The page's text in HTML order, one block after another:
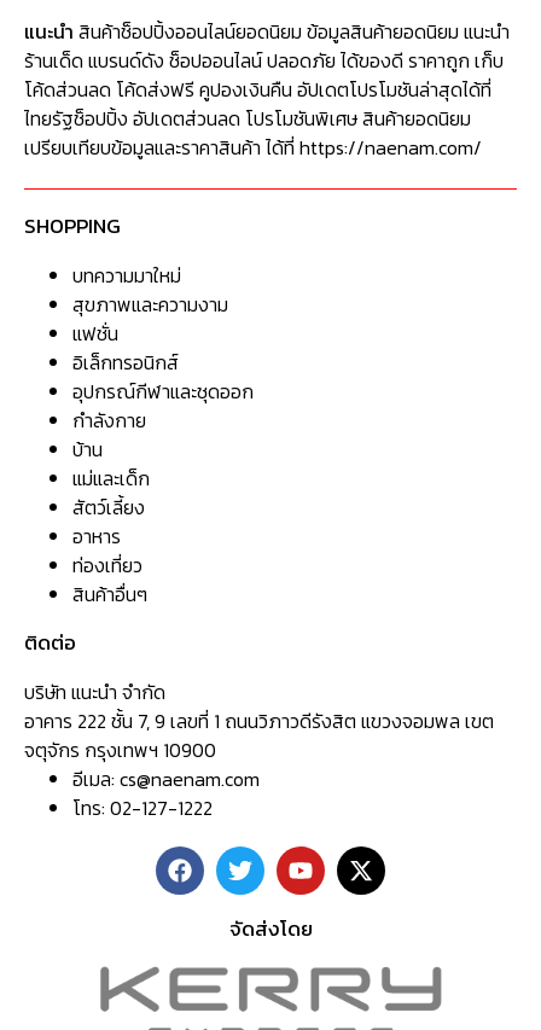
แนะนำ สินค้าช็อปปิ้งออนไลน์ยอดนิยม ข้อมูลสินค้ายอดนิยม แนะนำ
ร้านเด็ด แบรนด์ดัง ช็อปออนไลน์ ปลอดภัย ได้ของดี ราคาถูก เก็บ
โค้ดส่วนลด โค้ดส่งฟรี คูปองเงินคืน อัปเดตโปรโมชันล่าสุดได้ที่
ไทยรัฐช็อปปิ้ง อัปเดตส่วนลด โปรโมชันพิเศษ สินค้ายอดนิยม
เปรียบเทียบข้อมูลและราคาสินค้า ได้ที่ https://naenam.com/
SHOPPING
บทความมาใหม่
สุขภาพและความงาม
แฟชั่น
อิเล็กทรอนิกส์
อุปกรณ์กีฬาและชุดออก
กำลังกาย
บ้าน
แม่และเด็ก
สัตว์เลี้ยง
อาหาร
ท่องเที่ยว
สินค้าอื่นๆ
ติดต่อ
บริษัท แนะนำ จำกัด
อาคาร 222 ชั้น 7, 9 เลขที่ 1 ถนนวิภาวดีรังสิต แขวงจอมพล เขต
จตุจักร กรุงเทพฯ 10900
อีเมล: cs@naenam.com
โทร: 02-127-1222
จัดส่งโดย